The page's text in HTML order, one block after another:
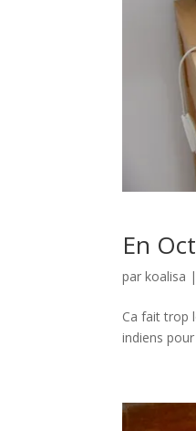
En
parkoalisa |
Ca fait trop
indiens